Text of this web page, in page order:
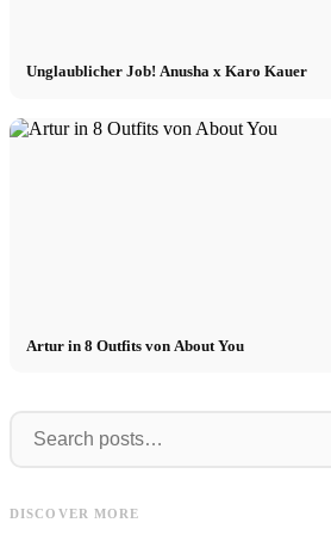
Unglaublicher Job! Anusha x Karo Kauer
Artur in 8 Outfits von About You
DISCOVER MORE
con Basile Lafrej y Dohoo Kang